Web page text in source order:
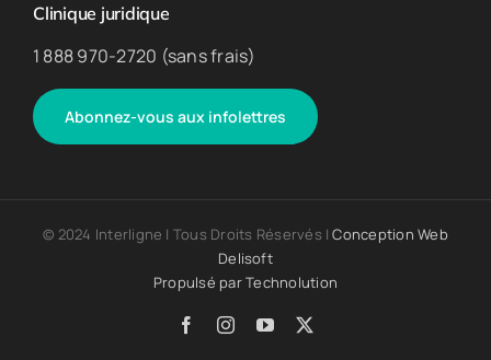
Clinique juridique
1 888 970-2720 (sans frais)
Abonnez-vous aux infolettres
© 2024 Interligne | Tous Droits Réservés |Conception Web
Delisoft
Propulsé parTechnolution
FacebookInstagram
YouTube